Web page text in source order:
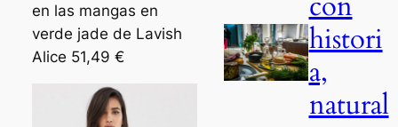
en las mangas en
verde jade de Lavish
Alice 51,49 €
histori
a,
natural